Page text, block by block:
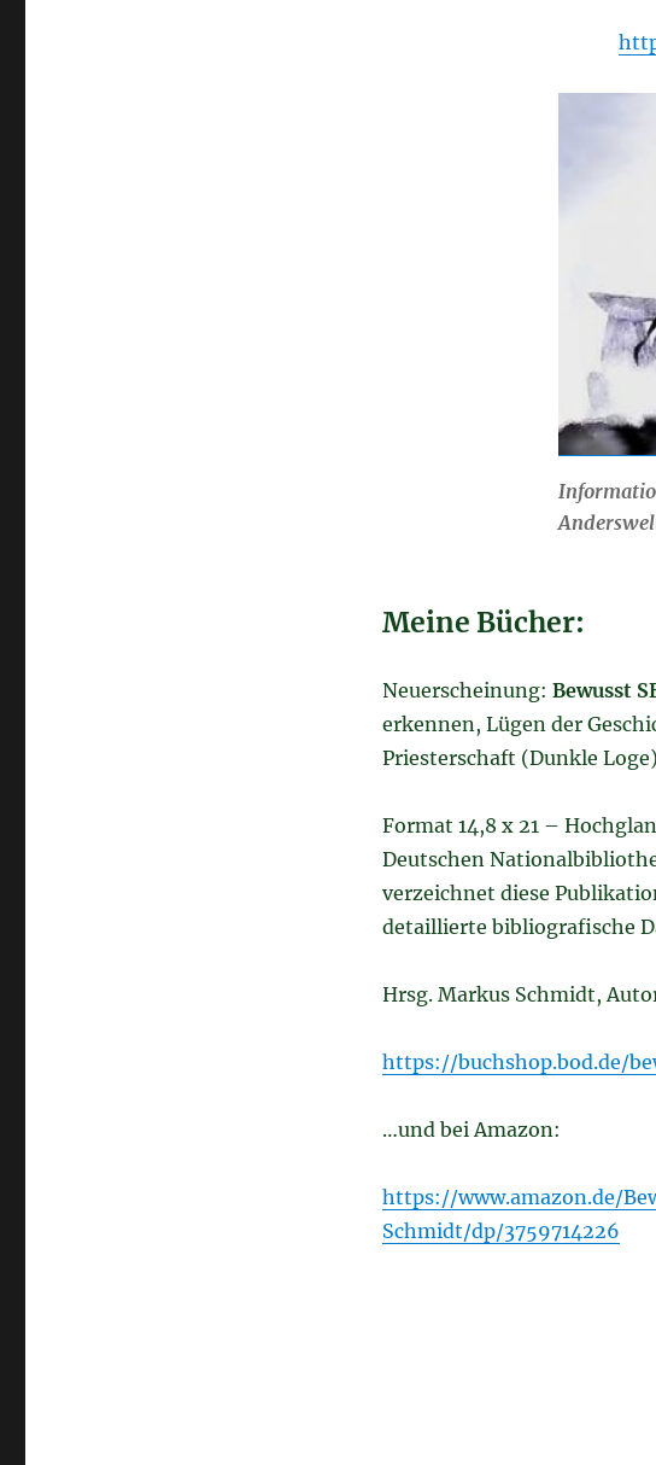
Meine Bücher:
Neuerscheinung: Bewusst
erkennen, Lügen der
Priesterschaft (Dunkle
Format 14,8 x 21 –
Deutschen
verzeichnet diese
detaillierte bibliografische
Hrsg. Markus Schmidt,
https://buchshop.bod.de/
…und bei Amazon:
https://www.amazon.de/
Schmidt/dp/3759714226